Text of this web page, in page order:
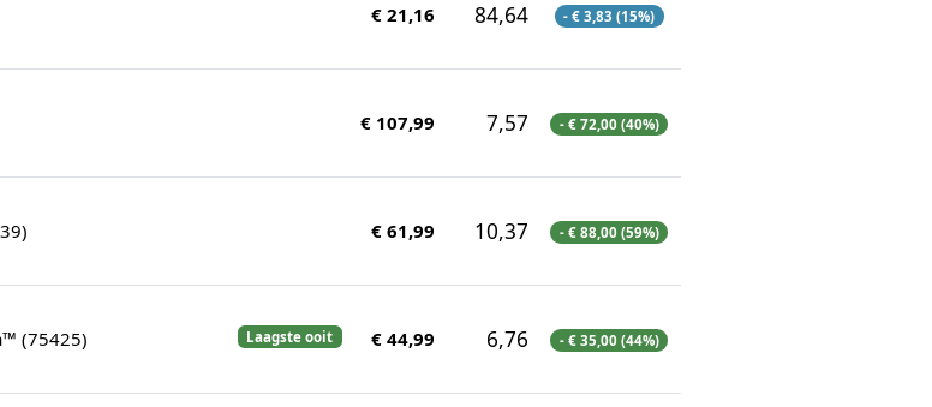
€ 21,16 84,64 - € 3,83 (15%)
€ 107,99 7,57 - € 72,00 (40%)
€ 61,99 10,37 - € 88,00 (59%)
Laagste ooit
(75425) € 44,99 6,76 - € 35,00 (44%)